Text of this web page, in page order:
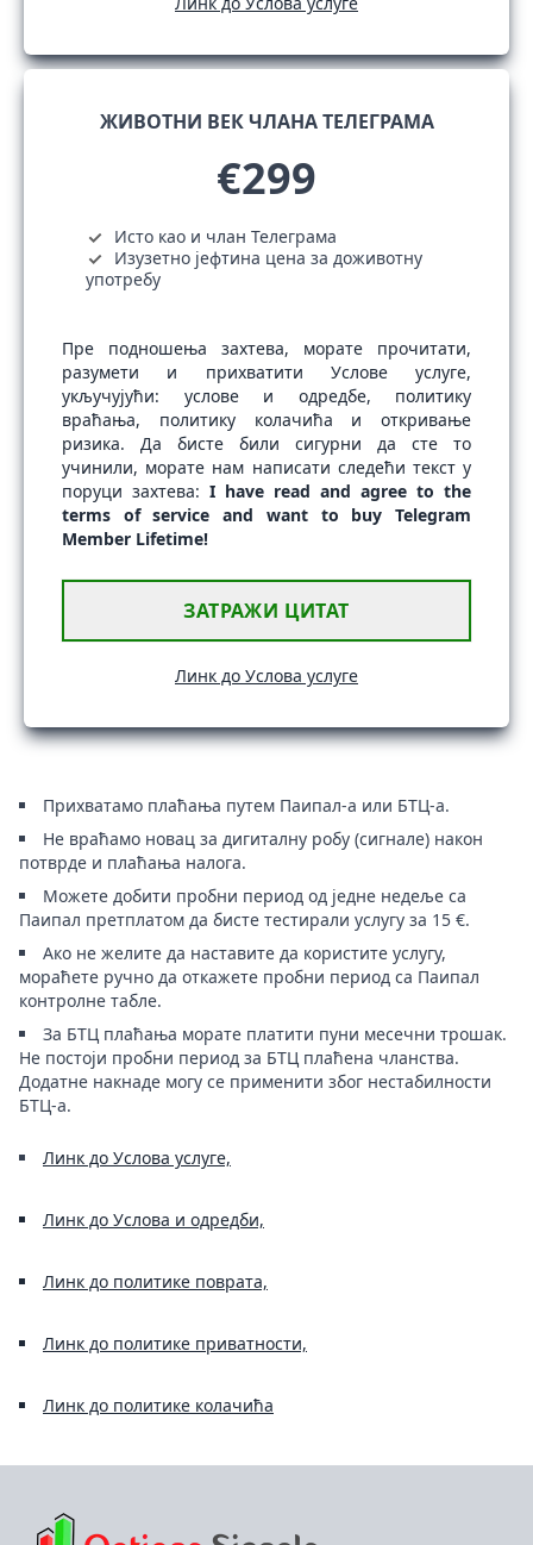
ЖИВОТНИ ВЕК ЧЛАНА ТЕЛЕГРАМА
€299
Исто као и члан Телеграма
Изузетно јефтина цена за доживотну
употребу
Пре подношења захтева, морате прочитати,
разумети и прихватити Услове услуге,
укључујући: услове и одредбе, политику
враћања, политику колачића и откривање
ризика. Да бисте били сигурни да сте то
учинили, морате нам написати следећи текст у
поруци захтева: I have read and agree to the
terms of service and want to buy Telegram
Member Lifetime!
ЗАТРАЖИ ЦИТАТ
Линк до Услова услуге
Прихватамо плаћања путем Паипал-а или БТЦ-а.
Не враћамо новац за дигиталну робу (сигнале) након
потврде и плаћања налога.
Можете добити пробни период од једне недеље са
Паипал претплатом да бисте тестирали услугу за 15 €.
Ако не желите да наставите да користите услугу,
мораћете ручно да откажете пробни период са Паипал
контролне табле.
За БТЦ плаћања морате платити пуни месечни трошак.
Не постоји пробни период за БТЦ плаћена чланства.
Додатне накнаде могу се применити због нестабилности
БТЦ-а.
Линк до Услова услуге,
Линк до Услова и одредби,
Линк до политике поврата,
Линк до политике приватности,
Линк до политике колачића